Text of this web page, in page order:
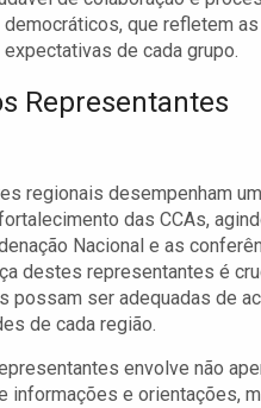
que refletem
de cada grupo.
Representantes
regionais desempenham
das CCAs,
Nacional e as
destes representantes é
possam ser adequadas de
de cada região.
envolve não
informações e orientações,